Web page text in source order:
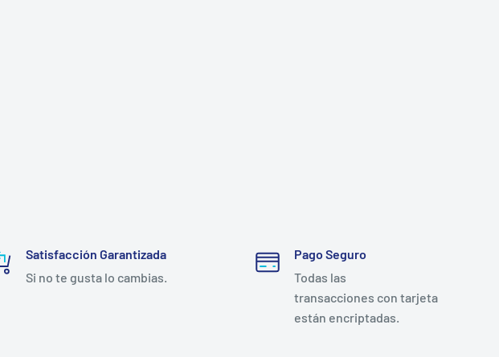
Satisfacción Garantizada
Si no te gusta lo cambias.
Pago Seguro
Todas las
transacciones con tarjeta
están encriptadas.